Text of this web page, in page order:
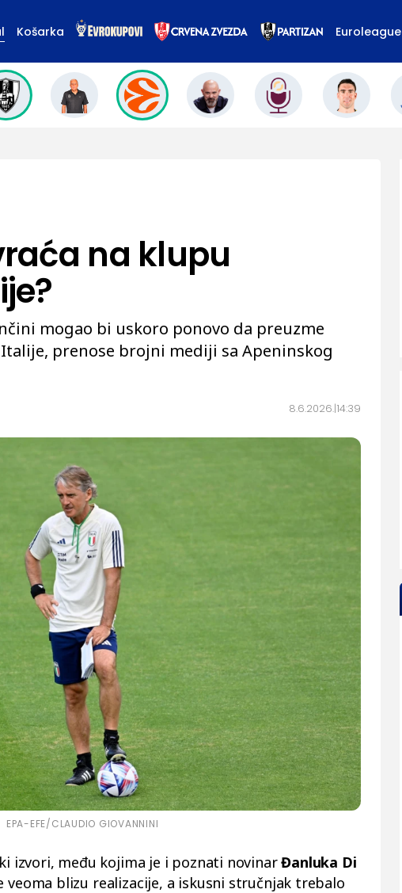
Košarka Euroleague
8.6.2026. 14:39
na klupu
mogao bi uskoro ponovo da preuzme
prenose brojni mediji sa Apeninskog
EPA-EFE/CLAUDIO GIOVANNINI
izvori, među kojima je i poznati novinarĐanluka Di
veoma blizu realizacije, a iskusni stručnjak trebalo